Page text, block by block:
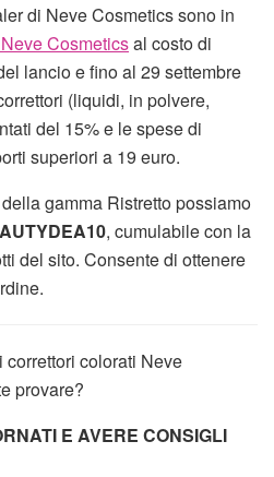
di Neve Cosmetics sono in
Cosmeticsal costo di
lancio e fino al 29 settembre
(liquidi, in polvere,
del 15% e le spese di
superiori a 19 euro.
gamma Ristretto possiamo
, cumulabile con la
del sito. Consente di ottenere
colorati Neve
provare?
E AVERE CONSIGLI